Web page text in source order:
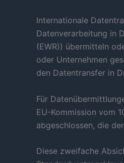
Internationale
Datenverarbeitung in
(EWR)) übermitteln
oder Unternehmen
den Datentransfer in
Für
EU-Kommission vom
abgeschlossen, die
Diese zweifache